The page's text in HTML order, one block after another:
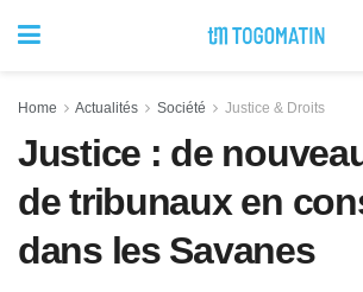
Home Actualités Société Justice & Droits
Justice : de
de tribunaux en
dans les Savanes